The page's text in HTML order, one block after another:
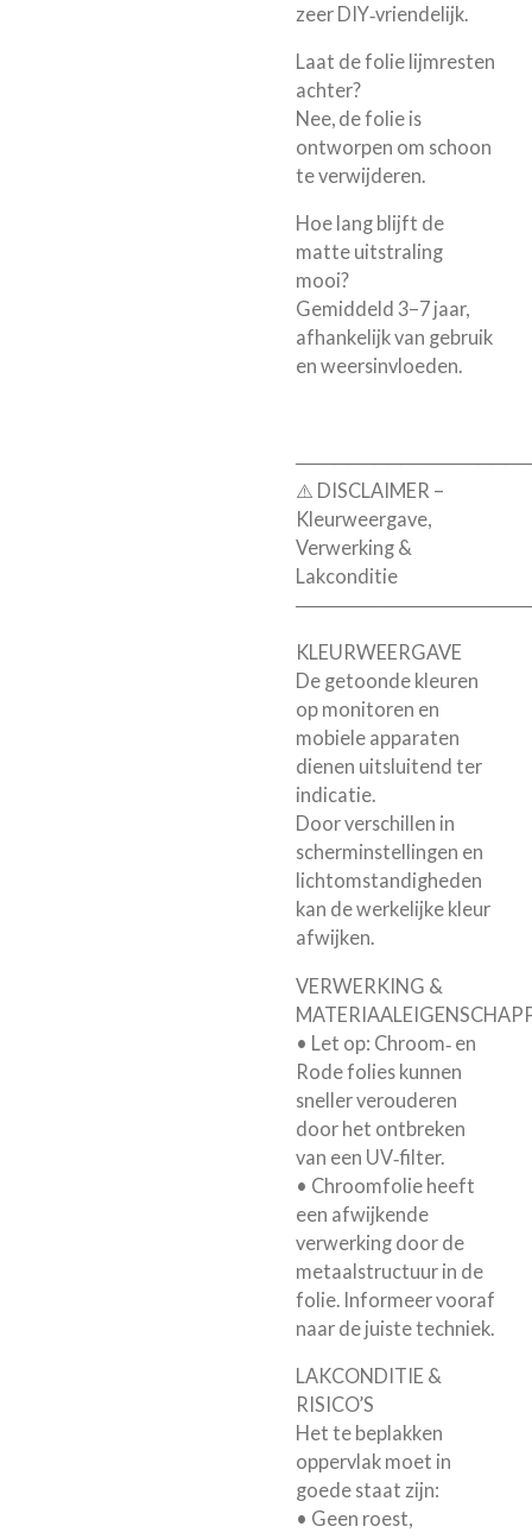
zeer DIY‑vriendelijk.
Laat de folie lijmresten
achter?
Nee, de folie is
ontworpen om schoon
te verwijderen.
Hoe lang blijft de
matte uitstraling
mooi?
Gemiddeld 3–7 jaar,
afhankelijk van gebruik
en weersinvloeden.
⚠️ DISCLAIMER –
Kleurweergave,
Verwerking &
Lakconditie
KLEURWEERGAVE
De getoonde kleuren
op monitoren en
mobiele apparaten
dienen uitsluitend ter
indicatie.
Door verschillen in
scherminstellingen en
lichtomstandigheden
kan de werkelijke kleur
afwijken.
VERWERKING &
• Let op: Chroom‑ en
Rode folies kunnen
sneller verouderen
door het ontbreken
van een UV‑filter.
• Chroomfolie heeft
een afwijkende
verwerking door de
metaalstructuur in de
folie. Informeer vooraf
naar de juiste techniek.
LAKCONDITIE &
RISICO’S
Het te beplakken
oppervlak moet in
goede staat zijn:
• Geen roest,